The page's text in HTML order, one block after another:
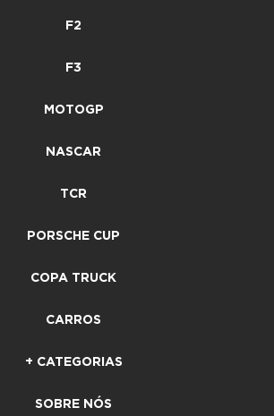
F2
F3
MOTOGP
NASCAR
TCR
PORSCHE CUP
COPA TRUCK
CARROS
+ CATEGORIAS
SOBRE NÓS